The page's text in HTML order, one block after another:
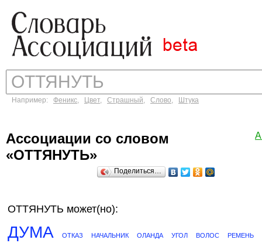
Например: Феникс, Цвет, Страшный, Слово, Штука
Ассоциации со словом
«ОТТЯНУТЬ»
Поделиться…
ОТТЯНУТЬ может(но):
ДУМА ОТКАЗ НАЧАЛЬНИК ОЛАНДА УГОЛ ВОЛОС РЕМЕНЬ